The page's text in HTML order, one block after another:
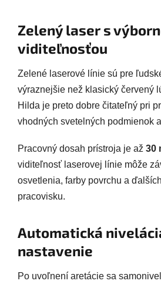
Zelený laser s
viditeľnosťou
Zelené laserové línie sú pre
výraznejšie než klasický červený
Hilda je preto dobre čitateľný pri
vhodných svetelných podmienok
Pracovný dosah prístroja je až 30
viditeľnosť laserovej línie môže
osvetlenia, farby povrchu a
pracovisku.
Automatická
nastavenie
Po uvoľnení aretácie sa